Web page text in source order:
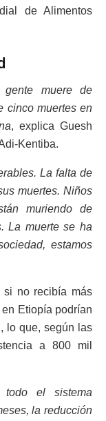
de Alimentos
gente muere de
cinco muertes en
, explica Guesh
Kentiba.
La falta de
muertes. Niños
muriendo de
La muerte se ha
estamos
si no recibía más
Etiopía podrían
lo que, según las
a 800 mil
todo el sistema
la reducción